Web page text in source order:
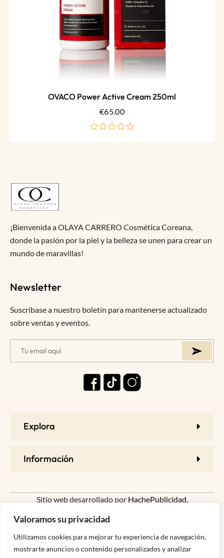
Valoramos su privacidad
Utilizamos cookies para mejorar tu experiencia de navegación,
mostrarte anuncios o contenido personalizados y analizar
OVACO Power Active Cream 250ml
€65.00
¡Bienvenida a OLAYA CARRERO Cosmética Coreana,
donde la pasión por la piel y la belleza se unen para crear un
mundo de maravillas!
Explora
Información
Newsletter
Suscríbase a nuestro boletín para mantenerse actualizado
sobre ventas y eventos.
Sitio web desarrollado por HachePublicidad.